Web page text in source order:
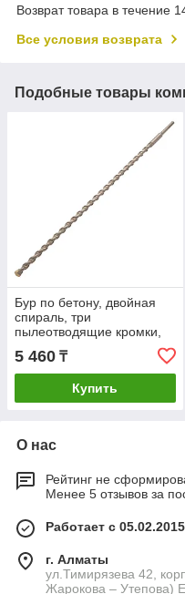
Возврат товара в течение
Все условия возврата
Подобные товары
Бур по бетону, двойная
спираль, три
пылеотводящие кромки,
16 x 600 мм DENZEL
5 460 ₸
Купить
О нас
Рейтинг не
Менее 5 отзывов за
Работает с 05.02.2015
г. Алматы
ул.Тимирязева 42,
Жарокова – Утепова)